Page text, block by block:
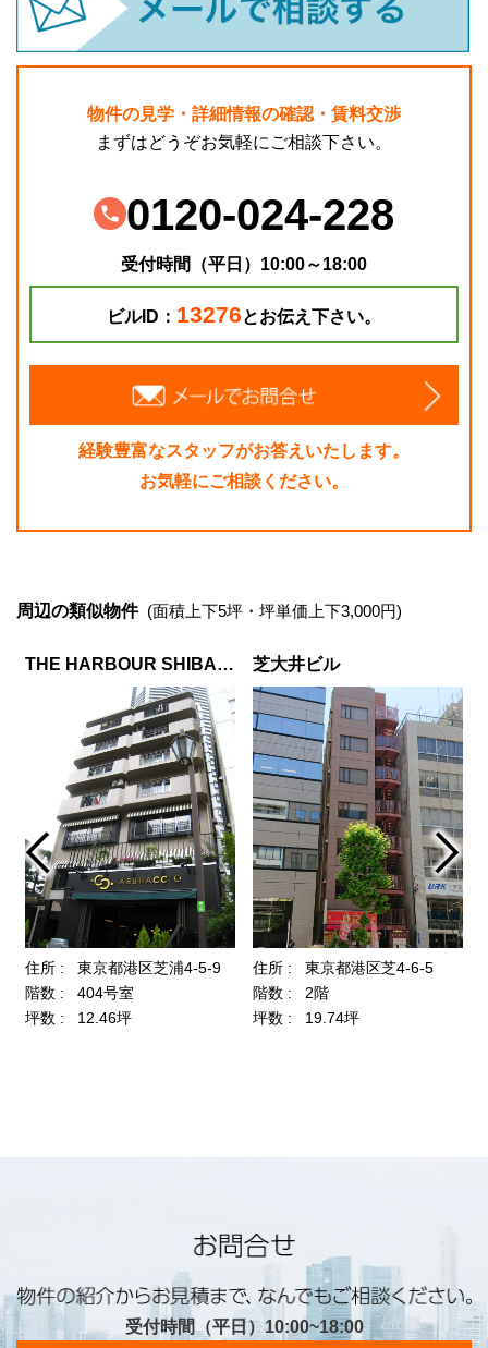
物件の見学・詳細情報の確認・賃料交渉
まずはどうぞお気軽にご相談下さい。
0120-024-228
受付時間（平日）10:00～18:00
ビルID： 13276とお伝え下さい。
経験豊富なスタッフがお答えいたします。
お気軽にご相談ください。
周辺の類似物件 (面積上下5坪・坪単価上下3,000円)
受付時間（平日）10:00~18:00